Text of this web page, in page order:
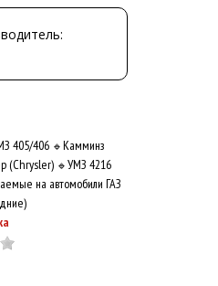
405/406 🔹 Камминз
(Chrysler) 🔹 УМЗ 4216
на автомобили ГАЗ